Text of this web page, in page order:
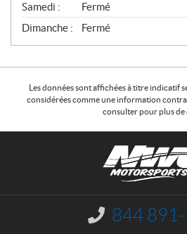
Samedi :
Fermé
Dimanche :
Fermé
Les données sont affichées à titre indicatif
considérées comme une information
consulter pour plus de
I
n
844